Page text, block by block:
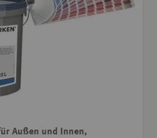
Außen und Innen,